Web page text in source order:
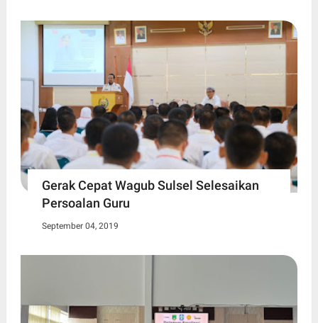
Gerak Cepat Wagub Sulsel Selesaikan
Persoalan Guru
September 04, 2019